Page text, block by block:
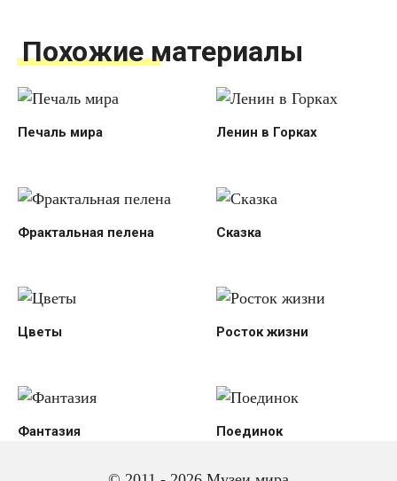
Похожие материалы
Печаль мира Ленин в Горках
Фрактальная пелена Сказка
Цветы Росток жизни
Фантазия Поединок